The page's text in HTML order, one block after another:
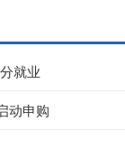
就业
动申购